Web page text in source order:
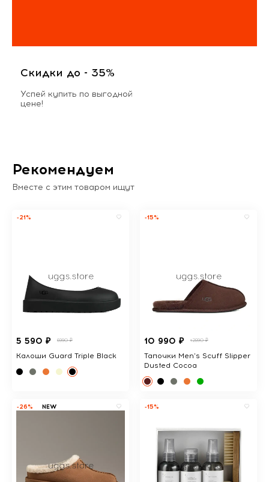
Скидки до - 35%
Успей купить по выгодной
цене!
Рекомендуем
Вместе с этим товаром ищут
-21%
5 590 ₽ 6990 ₽
Калоши Guard Triple Black
-15%
10 990 ₽ 12890 ₽
Тапочки Men's Scuff Slipper
Dusted Cocoa
-26% NEW -15%